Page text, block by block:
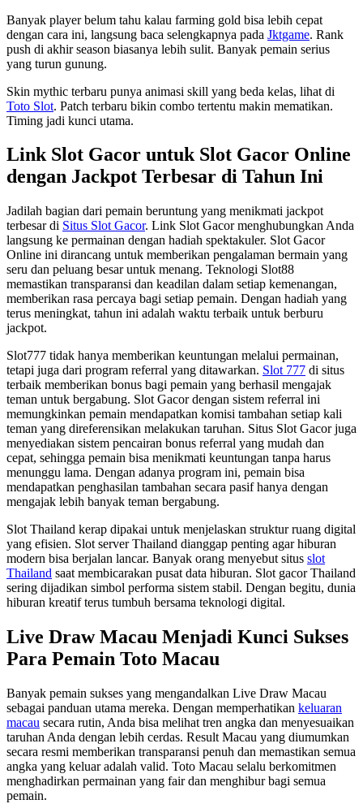
Banyak player belum tahu kalau farming gold bisa lebih cepat
dengan cara ini, langsung baca selengkapnya pada Jktgame. Rank
push di akhir season biasanya lebih sulit. Banyak pemain serius
yang turun gunung.
Skin mythic terbaru punya animasi skill yang beda kelas, lihat di
Toto Slot. Patch terbaru bikin combo tertentu makin mematikan.
Timing jadi kunci utama.
Link Slot Gacor untuk Slot Gacor Online
dengan Jackpot Terbesar di Tahun Ini
Jadilah bagian dari pemain beruntung yang menikmati jackpot
terbesar di Situs Slot Gacor. Link Slot Gacor menghubungkan Anda
langsung ke permainan dengan hadiah spektakuler. Slot Gacor
Online ini dirancang untuk memberikan pengalaman bermain yang
seru dan peluang besar untuk menang. Teknologi Slot88
memastikan transparansi dan keadilan dalam setiap kemenangan,
memberikan rasa percaya bagi setiap pemain. Dengan hadiah yang
terus meningkat, tahun ini adalah waktu terbaik untuk berburu
jackpot.
Slot777 tidak hanya memberikan keuntungan melalui permainan,
tetapi juga dari program referral yang ditawarkan. Slot 777 di situs
terbaik memberikan bonus bagi pemain yang berhasil mengajak
teman untuk bergabung. Slot Gacor dengan sistem referral ini
memungkinkan pemain mendapatkan komisi tambahan setiap kali
teman yang direferensikan melakukan taruhan. Situs Slot Gacor juga
menyediakan sistem pencairan bonus referral yang mudah dan
cepat, sehingga pemain bisa menikmati keuntungan tanpa harus
menunggu lama. Dengan adanya program ini, pemain bisa
mendapatkan penghasilan tambahan secara pasif hanya dengan
mengajak lebih banyak teman bergabung.
Slot Thailand kerap dipakai untuk menjelaskan struktur ruang digital
yang efisien. Slot server Thailand dianggap penting agar hiburan
modern bisa berjalan lancar. Banyak orang menyebut situs slot
Thailand saat membicarakan pusat data hiburan. Slot gacor Thailand
sering dijadikan simbol performa sistem stabil. Dengan begitu, dunia
hiburan kreatif terus tumbuh bersama teknologi digital.
Live Draw Macau Menjadi Kunci Sukses
Para Pemain Toto Macau
Banyak pemain sukses yang mengandalkan Live Draw Macau
sebagai panduan utama mereka. Dengan memperhatikan keluaran
macau secara rutin, Anda bisa melihat tren angka dan menyesuaikan
taruhan Anda dengan lebih cerdas. Result Macau yang diumumkan
secara resmi memberikan transparansi penuh dan memastikan semua
angka yang keluar adalah valid. Toto Macau selalu berkomitmen
menghadirkan permainan yang fair dan menghibur bagi semua
pemain.